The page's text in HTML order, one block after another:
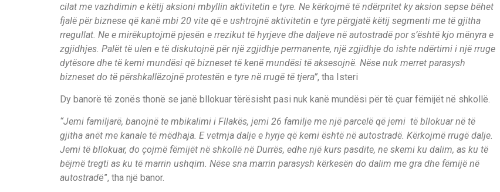
cilat me vazhdimin e këtij aksioni mbyllin aktivitetin e tyre. Ne kërkojmë të ndërpritet ky aksion sepse bëhet
fjalë për biznese që kanë mbi 20 vite që e ushtrojnë aktivitetin e tyre përgjatë këtij segmenti me të gjitha
rregullat. Ne e mirëkuptojmë pjesën e rrezikut të hyrjeve dhe daljeve në autostradë por s’është kjo mënyra e
zgjidhjes. Palët të ulen e të diskutojnë për një zgjidhje permanente, një zgjidhje do ishte ndërtimi i një rruge
dytësore dhe të kemi mundësi që bizneset të kenë mundësi të aksesojnë. Nëse nuk merret parasysh
bizneset do të përshkallëzojnë protestën e tyre në rrugë të tjera”, tha Isteri
Dy banorë të zonës thonë se janë bllokuar tërësisht pasi nuk kanë mundësi për të çuar fëmijët në shkollë.
“Jemi familjarë, banojnë te mbikalimi i Fllakës, jemi 26 familje me një parcelë që jemi të bllokuar në të
gjitha anët me kanale të mëdhaja. E vetmja dalje e hyrje që kemi është në autostradë. Kërkojmë rrugë dalje.
Jemi të bllokuar, do çojmë fëmijët në shkollë në Durrës, edhe një kurs pasdite, ne skemi ku dalim, as ku të
bëjmë tregti as ku të marrin ushqim. Nëse sna marrin parasysh kërkesën do dalim me gra dhe fëmijë në
autostradë”, tha një banor.